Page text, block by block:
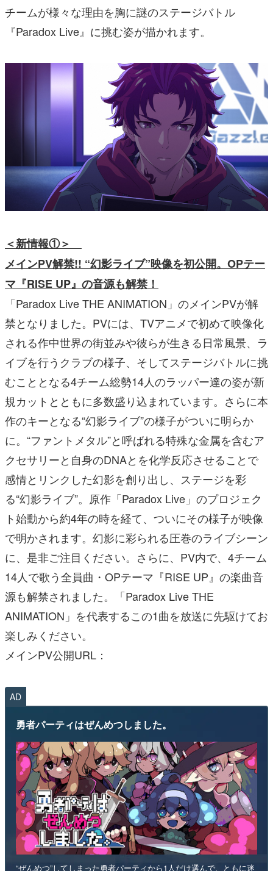
チームが様々な理由を胸に謎のステージバトル
『Paradox Live』に挑む姿が描かれます。
＜新情報①＞
メインPV解禁!! “幻影ライブ”映像を初公開。OPテー
マ『RISE UP』の音源も解禁！
「Paradox Live THE ANIMATION」のメインPVが解
禁となりました。PVには、TVアニメで初めて映像化
される作中世界の街並みや彼らが生きる日常風景、ラ
イブを行うクラブの様子、そしてステージバトルに挑
むこととなる4チーム総勢14人のラッパー達の姿が新
規カットとともに多数盛り込まれています。さらに本
作のキーとなる“幻影ライブ”の様子がついに明らか
に。“ファントメタル”と呼ばれる特殊な金属を含むア
クセサリーと自身のDNAとを化学反応させることで
感情とリンクした幻影を創り出し、ステージを彩
る“幻影ライブ”。原作「Paradox Live」のプロジェク
ト始動から約4年の時を経て、ついにその様子が映像
で明かされます。幻影に彩られる圧巻のライブシーン
に、是非ご注目ください。さらに、PV内で、4チーム
14人で歌う全員曲・OPテーマ『RISE UP』の楽曲音
源も解禁されました。「Paradox Live THE
ANIMATION」を代表するこの1曲を放送に先駆けてお
楽しみください。
メインPV公開URL：
AD
勇者パーティはぜんめつしました。
“ぜんめつ”してしまった勇者パーティから1人だけ選んで、ともに迷